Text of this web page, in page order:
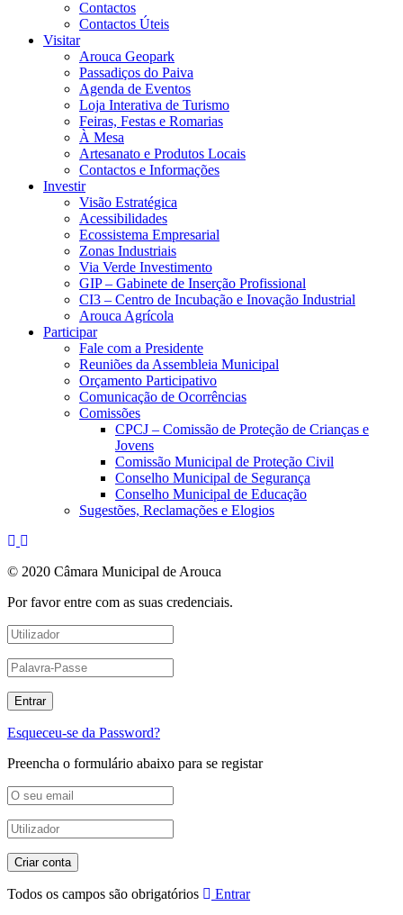
Contactos
Contactos Úteis
Visitar
Arouca Geopark
Passadiços do Paiva
Agenda de Eventos
Loja Interativa de Turismo
Feiras, Festas e Romarias
À Mesa
Artesanato e Produtos Locais
Contactos e Informações
Investir
Visão Estratégica
Acessibilidades
Ecossistema Empresarial
Zonas Industriais
Via Verde Investimento
GIP – Gabinete de Inserção Profissional
CI3 – Centro de Incubação e Inovação Industrial
Arouca Agrícola
Participar
Fale com a Presidente
Reuniões da Assembleia Municipal
Orçamento Participativo
Comunicação de Ocorrências
Comissões
CPCJ – Comissão de Proteção de Crianças e
Jovens
Comissão Municipal de Proteção Civil
Conselho Municipal de Segurança
Conselho Municipal de Educação
Sugestões, Reclamações e Elogios
© 2020 Câmara Municipal de Arouca
Por favor entre com as suas credenciais.
Esqueceu-se da Password?
Preencha o formulário abaixo para se registar
Todos os campos são obrigatórios Entrar